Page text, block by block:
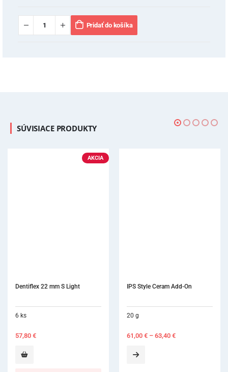
Pridať do košíka
SÚVISIACE PRODUKTY
AKCIA
Dentiflex 22 mm S Light
6 ks
57,80 €
IPS Style Ceram Add-On
20 g
61,00 € – 63,40 €